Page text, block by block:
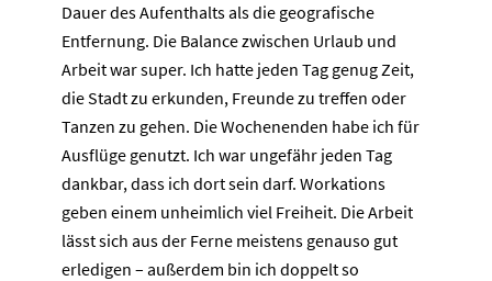
Dauer des Aufenthalts als die geografische
Entfernung. Die Balance zwischen Urlaub und
Arbeit war super. Ich hatte jeden Tag genug Zeit,
die Stadt zu erkunden, Freunde zu treffen oder
Tanzen zu gehen. Die Wochenenden habe ich für
Ausflüge genutzt. Ich war ungefähr jeden Tag
dankbar, dass ich dort sein darf. Workations
geben einem unheimlich viel Freiheit. Die Arbeit
lässt sich aus der Ferne meistens genauso gut
erledigen – außerdem bin ich doppelt so